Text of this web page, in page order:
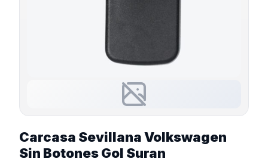
Carcasa Sevillana Volkswagen
Sin Botones Gol Suran